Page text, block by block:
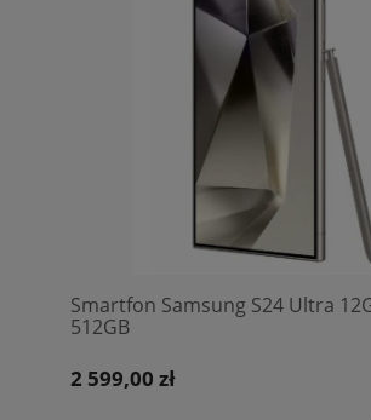
Smartfon Samsung S24 Ultra
512GB
2 599,00 zł